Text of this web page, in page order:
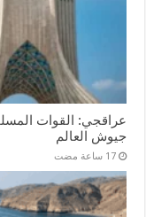
عراقجي: القوات
جيوش العالم
‏17 ساعة مضت